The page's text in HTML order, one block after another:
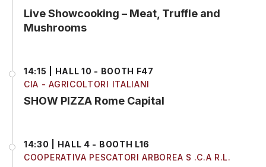
Live Showcooking – Meat, Truffle and
Mushrooms
14:15 | HALL 10 - BOOTH F47
CIA - AGRICOLTORI ITALIANI
SHOW PIZZA Rome Capital
14:30 | HALL 4 - BOOTH L16
COOPERATIVA PESCATORI ARBOREA S .C.A R.L.